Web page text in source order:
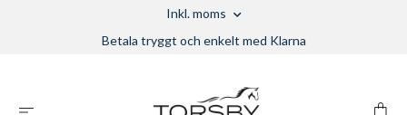
Inkl. moms
Betala tryggt och enkelt med Klarna